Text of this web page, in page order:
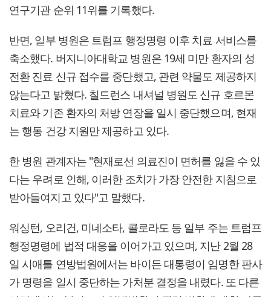
연구기관 순위 11위를 기록했다.
반면, 일부 병원은 트럼프 행정명령 이후 치료 서비스를
축소했다. 버지니아대학교 병원은 19세 미만 환자의 성
전환 진료 신규 접수를 중단했고, 관련 약물도 제공하지
않는다고 밝혔다. 칠드런스 내셔널 병원도 신규 호르몬
치료와 기존 환자의 처방 연장을 일시 중단했으며, 현재
는 행동 건강 지원만 제공하고 있다.
한 병원 관계자는 "현재로선 의료진이 면허를 잃을 수 있
다는 우려로 인해, 이러한 조치가 가장 안전한 지침으로
받아들여지고 있다"고 말했다.
워싱턴, 오리건, 미네소타, 콜로라도 등 일부 주는 트럼프
행정명령에 법적 대응을 이어가고 있으며, 지난 2월 28
일 시애틀 연방법원에서는 바이든 대통령이 임명한 판사
가 명령을 일시 중단하는 가처분 결정을 내렸다. 또 다른